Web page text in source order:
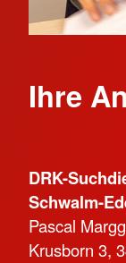
Ihre
DRK-
Schwalm-
Pascal
Krusborn 3,